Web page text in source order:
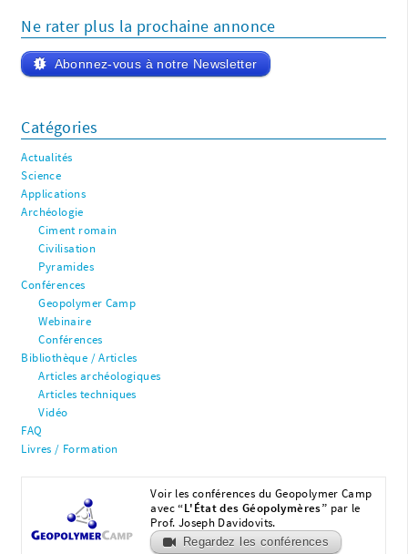
Ne rater plus la prochaine annonce
Abonnez-vous à notre Newsletter
Catégories
Actualités
Science
Applications
Archéologie
Ciment romain
Civilisation
Pyramides
Conférences
Geopolymer Camp
Webinaire
Conférences
Bibliothèque / Articles
Articles archéologiques
Articles techniques
Vidéo
FAQ
Livres / Formation
Voir les conférences du Geopolymer Camp
avec“L'État des Géopolymères” par le
Prof. Joseph Davidovits.
Regardez les conférences